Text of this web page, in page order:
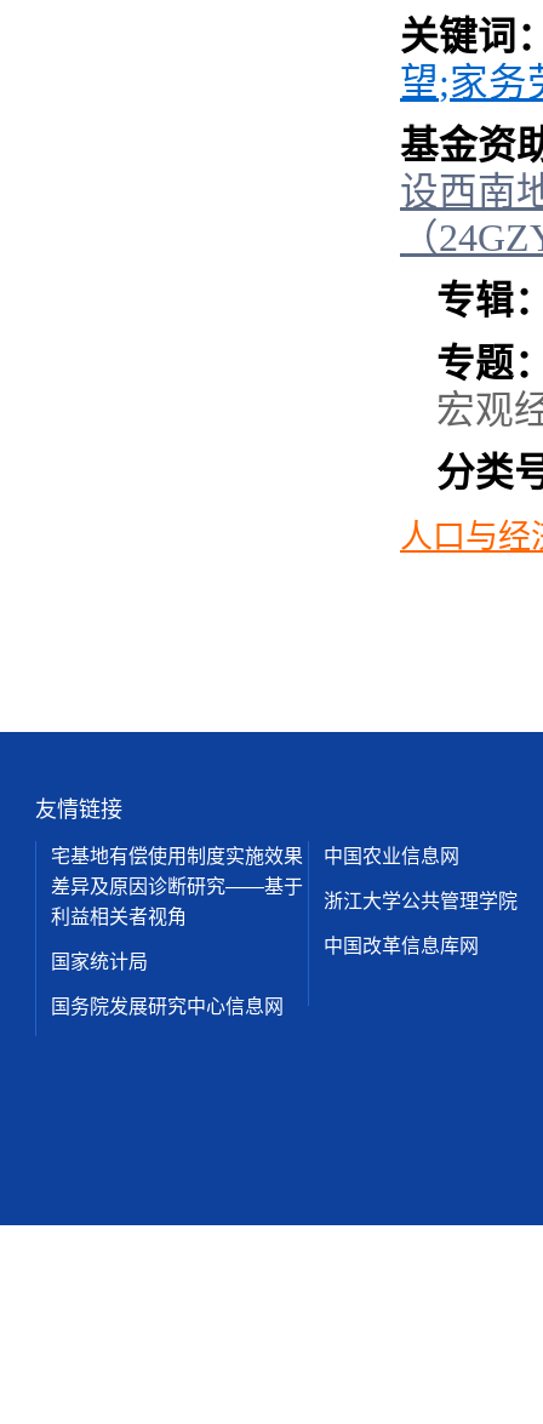
关键词
望;家务
基金资
设西南
（
专辑
专题
宏观
分类
人口与
友情链接
宅基地有偿使用制度实施效果
差异及原因诊断研究——基于
利益相关者视角
国家统计局
国务院发展研究中心信息网
中国农业信息网
浙江大学公共管理学院
中国改革信息库网